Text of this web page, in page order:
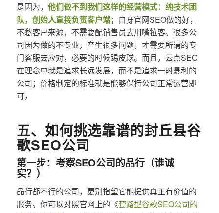
是因为， 他们做不到我们这样的经营模式：纯技术团
队，创始人直接负责客户端；自身官网SEO做的好，
不愁客户来源，不需要配销售员去用嘴拉客。很多公
司因为做的不专业，产生很多问题，才需要所谓的专
门客服去应对，必要的时候踢皮球。而且，云点SEO
在理念中就是追求长远发展，而不是追求一时暴利的
公司；价格制定的标准就是能够保持公司正常运营即
可。
五、如何挑选靠谱的封丘县谷
歌SEO公司
第一步：考察SEO公司的品行（谁诚
实？）
品行都不行的公司，更别指望它能提供真正有价值的
服务。你可以对照官网上的《套路型谷歌SEO公司的